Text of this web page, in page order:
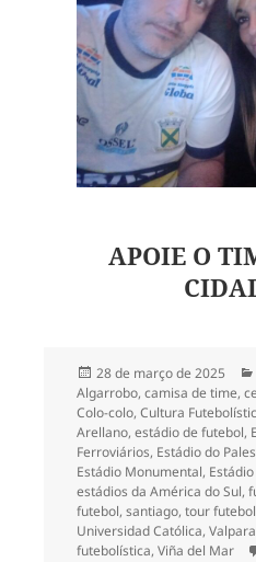
APOIE O
Publicado
em
28 de março de 2025
Algarrobo, camisa de time,
Colo-colo, Cultura
Arellano, estádio de futebol,
Ferroviários, Estádio do
Estádio Monumental,
estádios da América do Sul,
futebol, santiago, tour
Universidad Católica,
futebolística, Viña del Mar